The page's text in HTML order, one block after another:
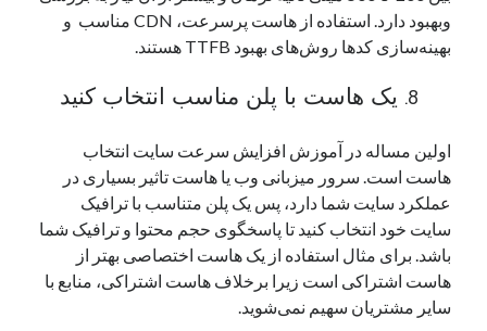
وبهبود دارد. استفاده از هاست پرسرعت، CDN مناسب و
بهینه‌سازی کدها روش‌های بهبود TTFB هستند.
اولین مساله در آموزش افزایش سرعت سایت انتخاب
هاست است. سرور میزبانی وب یا هاست تاثیر بسیاری در
عملکرد سایت شما دارد، پس یک پلن متناسب با ترافیک
سایت خود انتخاب کنید تا پاسخگوی حجم محتوا و ترافیک شما
باشد. برای مثال استفاده از یک هاست اختصاصی بهتر از
هاست اشتراکی است زیرا برخلاف هاست اشتراکی، منابع با
سایر مشتریان سهیم نمی‌شوید.